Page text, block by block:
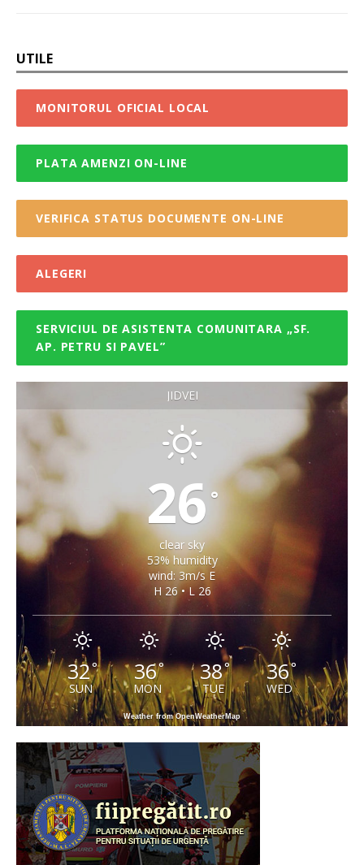
UTILE
MONITORUL OFICIAL LOCAL
PLATA AMENZI ON-LINE
VERIFICA STATUS DOCUMENTE ON-LINE
ALEGERI
SERVICIUL DE ASISTENTA COMUNITARA „SF.
AP. PETRU SI PAVEL”
JIDVEI
26 °
clear sky
53% humidity
wind: 3m/s E
H 26 • L 26
32°
SUN
36°
MON
38°
TUE
36°
WED
Weather from OpenWeatherMap